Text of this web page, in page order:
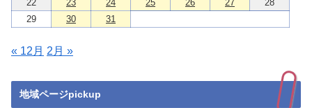
22
23 24 25 26 27
28
29
30 31
« 12月 2月 »
地域ページpickup